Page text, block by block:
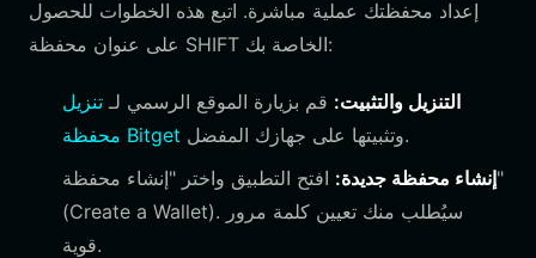
إعداد محفظتك عملية مباشرة. اتبع هذه الخطوات للحصول
على عنوان محفظة SHIFT الخاصة بك:
التنزيل والتثبيت: قم بزيارة الموقع الرسمي لـ تنزيل
محفظة Bitget
وتثبيتها على جهازك المفضل.
إنشاء محفظة جديدة: افتح التطبيق واختر "إنشاء محفظة"
(Create a Wallet). سيُطلب منك تعيين كلمة مرور
قوية.